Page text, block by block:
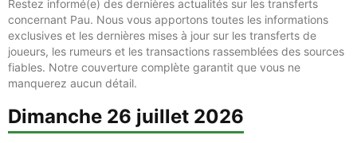
Restez informé(e) des dernières actualités sur les transferts
concernant Pau. Nous vous apportons toutes les informations
exclusives et les dernières mises à jour sur les transferts de
joueurs, les rumeurs et les transactions rassemblées des sources
fiables. Notre couverture complète garantit que vous ne
manquerez aucun détail.
dimanche 26 juillet 2026